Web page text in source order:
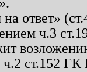
на ответ»
ч.3
ст.152